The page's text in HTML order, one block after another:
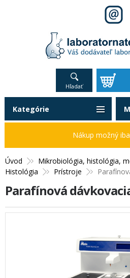
Hľadať
Úvod
Mikrobiológia, histológia,
Histológia
Prístroje
Parafínová
Kategórie
Nákup možný